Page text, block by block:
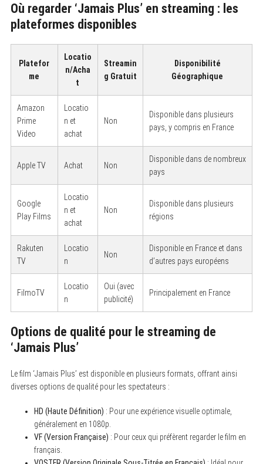
Où regarder ‘Jamais Plus’ en streaming : les
plateformes disponibles
Platefor
me
Locatio
n/Acha
t
Streamin
g Gratuit
Disponibilité
Géographique
Amazon
Prime
Video
Locatio
n et
achat
Non
Disponible dans plusieurs
pays, y compris en France
Apple TV Achat Non
Disponible dans de nombreux
pays
Google
Play Films
Locatio
n et
achat
Non
Disponible dans plusieurs
régions
Rakuten
TV
Locatio
n
Non
Disponible en France et dans
d’autres pays européens
FilmoTV
Locatio
n
Oui (avec
publicité)
Principalement en France
Options de qualité pour le streaming de
‘Jamais Plus’
Le film ‘Jamais Plus’ est disponible en plusieurs formats, offrant ainsi
diverses options de qualité pour les spectateurs :
HD (Haute Définition) : Pour une expérience visuelle optimale,
généralement en 1080p.
VF (Version Française) : Pour ceux qui préfèrent regarder le film en
français.